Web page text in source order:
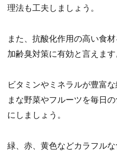
理法も工夫しましょう。
また、抗酸化作用の高い食
加齢臭対策に有効と言えます
ビタミンやミネラルが豊富
まな野菜やフルーツを毎日
にしましょう。
緑、赤、黄色などカラフルな